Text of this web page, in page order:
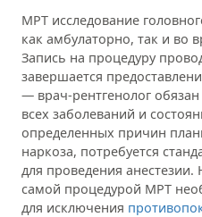
МРТ исследование
как амбулаторно, так и во
Запись на процедуру
завершается
— врач-рентгенолог
всех заболеваний и
определенных причин
наркоза, потребуется
для проведения анестезии.
самой процедурой МРТ
для исключения